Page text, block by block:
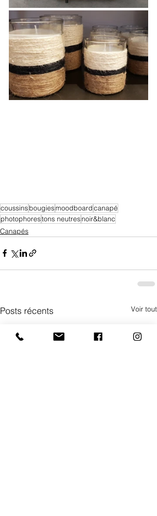
coussinsbougiesmoodboardcanapé
photophorestons neutresnoir&blanc
Canapés
Posts récents Voir tout